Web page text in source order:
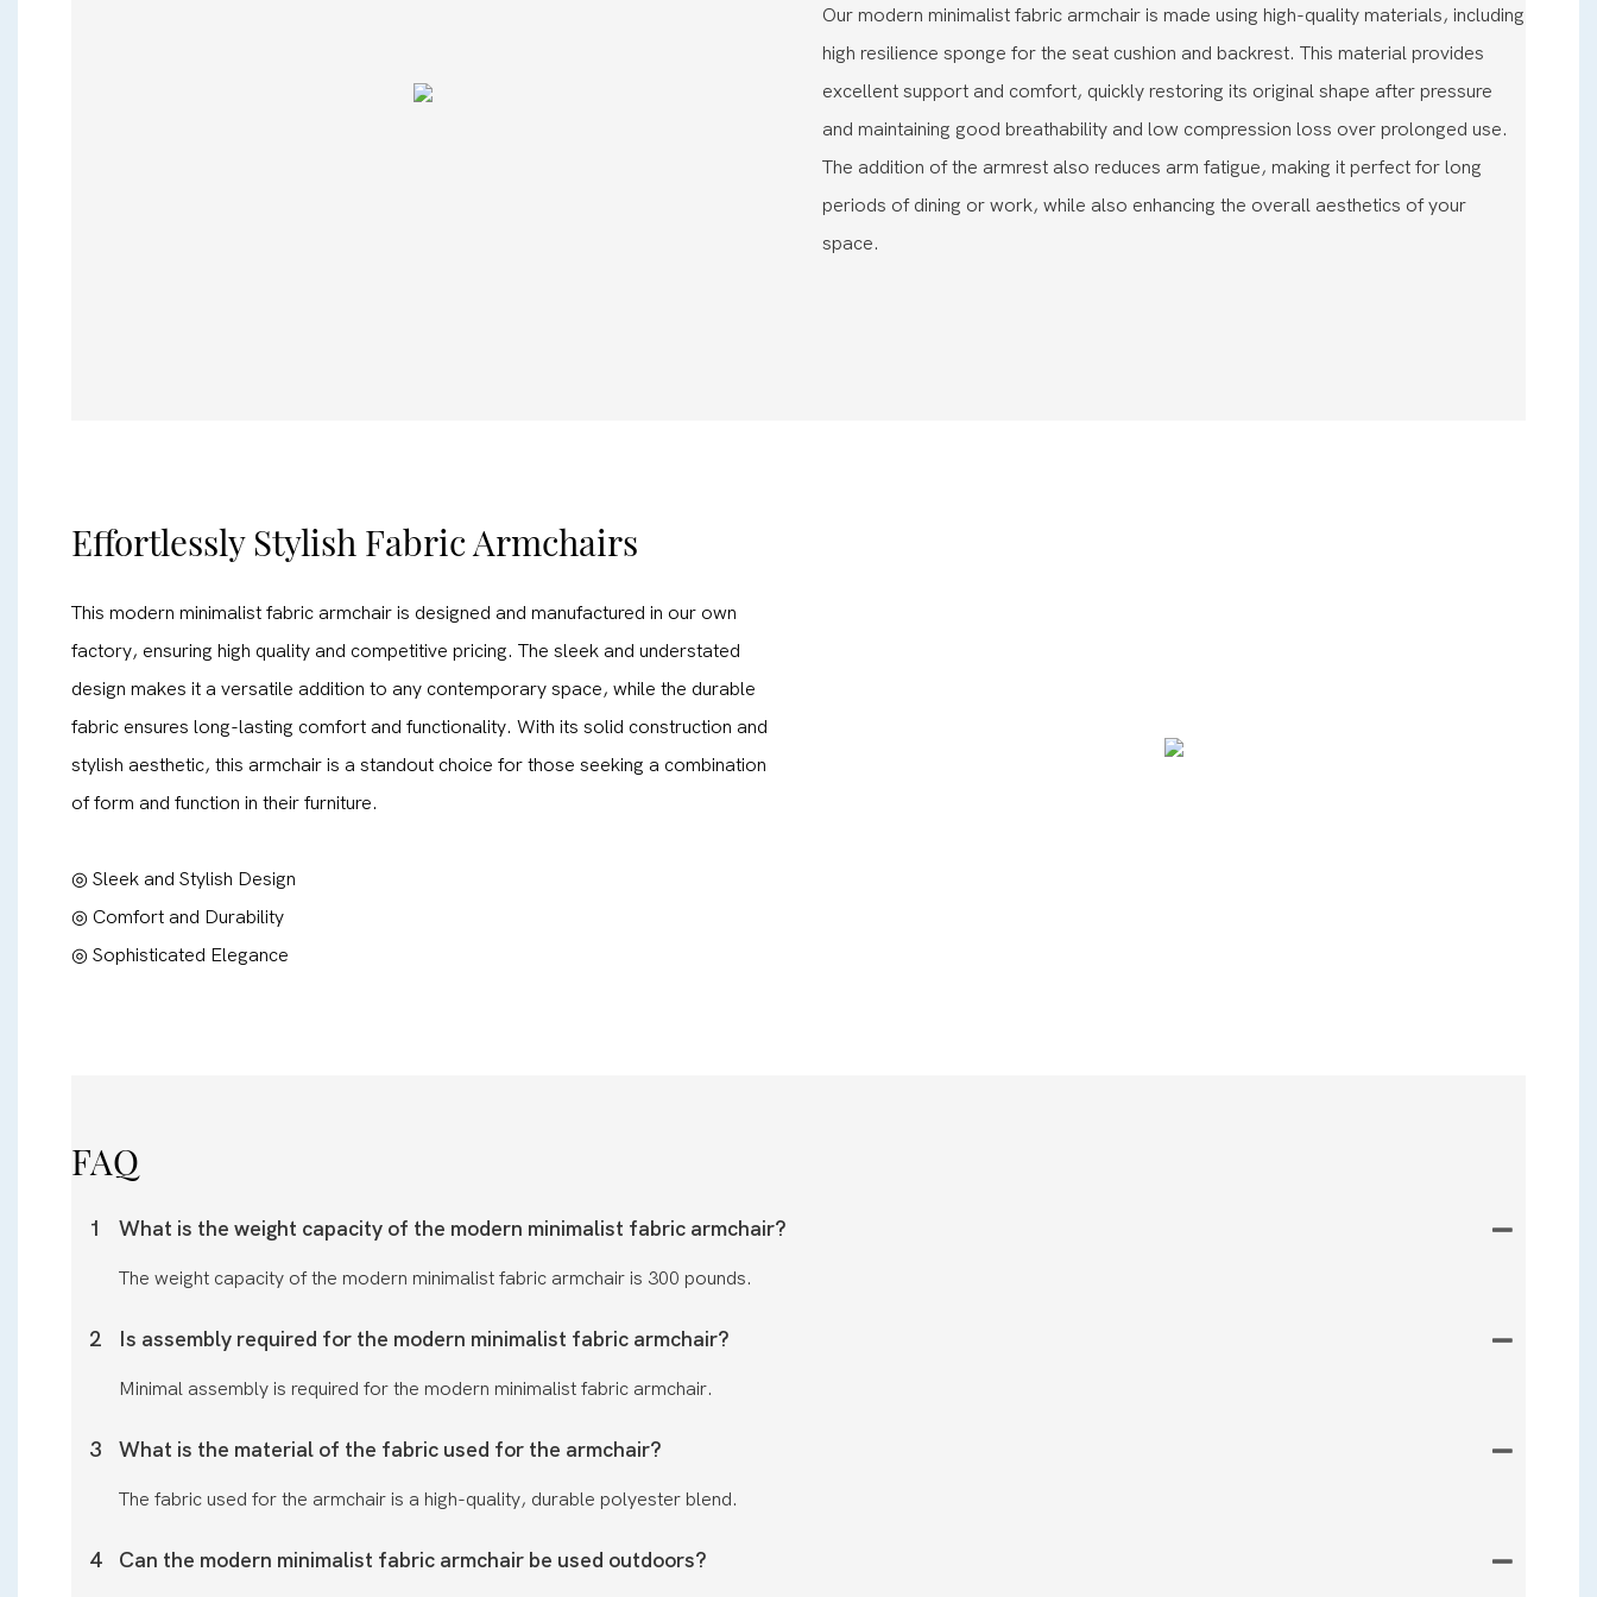
Our modern minimalist fabric armchair is made using high-quality materials, including
high resilience sponge for the seat cushion and backrest. This material provides
excellent support and comfort, quickly restoring its original shape after pressure
and maintaining good breathability and low compression loss over prolonged use.
The addition of the armrest also reduces arm fatigue, making it perfect for long
periods of dining or work, while also enhancing the overall aesthetics of your
space.
Effortlessly Stylish Fabric Armchairs
This modern minimalist fabric armchair is designed and manufactured in our own
factory, ensuring high quality and competitive pricing. The sleek and understated
design makes it a versatile addition to any contemporary space, while the durable
fabric ensures long-lasting comfort and functionality. With its solid construction and
stylish aesthetic, this armchair is a standout choice for those seeking a combination
of form and function in their furniture.
◎ Sleek and Stylish Design
◎ Comfort and Durability
◎ Sophisticated Elegance
FAQ
1 What is the weight capacity of the modern minimalist fabric armchair?
The weight capacity of the modern minimalist fabric armchair is 300 pounds.
2 Is assembly required for the modern minimalist fabric armchair?
Minimal assembly is required for the modern minimalist fabric armchair.
3 What is the material of the fabric used for the armchair?
The fabric used for the armchair is a high-quality, durable polyester blend.
4 Can the modern minimalist fabric armchair be used outdoors?